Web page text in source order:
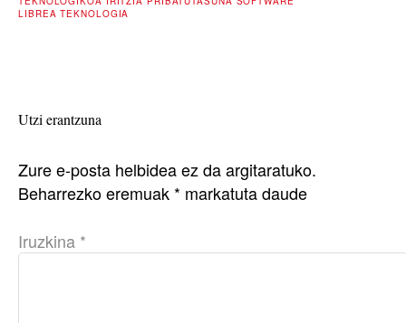
LIBREA TEKNOLOGIA
Utzi erantzuna
Zure e-posta helbidea ez da argitaratuko.
Beharrezko eremuak * markatuta daude
Iruzkina *